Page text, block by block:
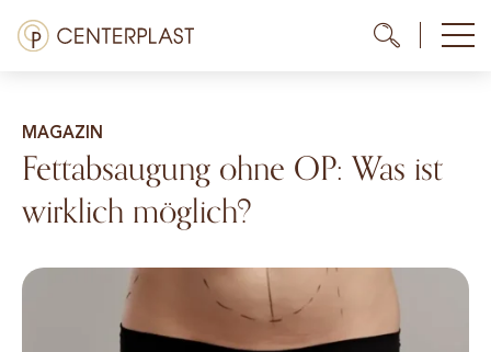
Zum
Inhalt
Menü
Über uns
Kosten
MAGAZIN
Fettabsaugung ohne OP: Was ist
wirklich möglich?